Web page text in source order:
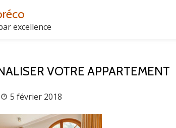
excellence
VOTRE APPARTEMENT
5 février 2018